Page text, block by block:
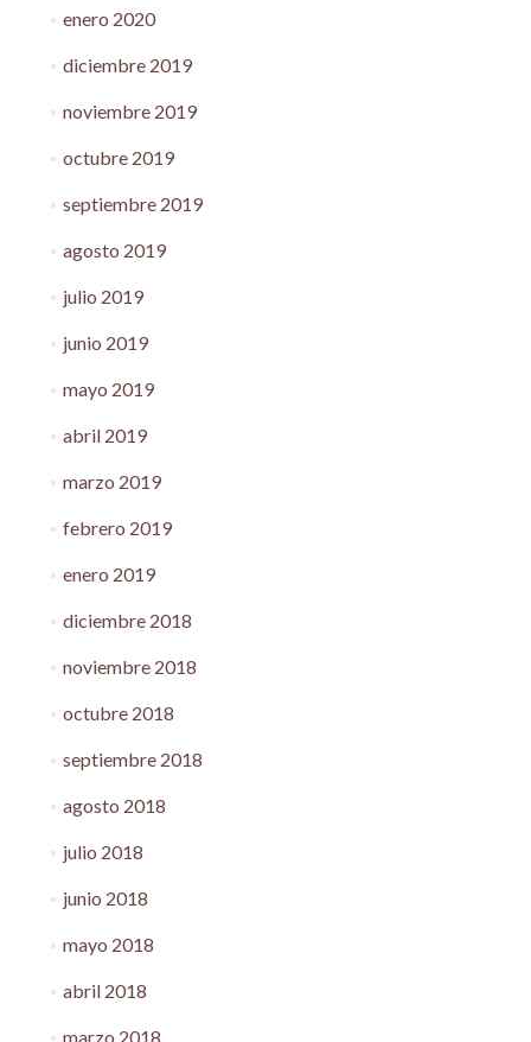
enero 2020
diciembre 2019
noviembre 2019
octubre 2019
septiembre 2019
agosto 2019
julio 2019
junio 2019
mayo 2019
abril 2019
marzo 2019
febrero 2019
enero 2019
diciembre 2018
noviembre 2018
octubre 2018
septiembre 2018
agosto 2018
julio 2018
junio 2018
mayo 2018
abril 2018
marzo 2018